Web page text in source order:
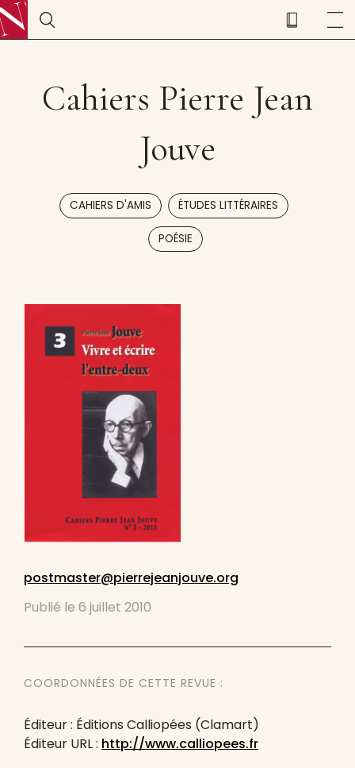
Cahiers Pierre Jean
Jouve
CAHIERS D'AMIS , ÉTUDES LITTÉRAIRES
POÉSIE
postmaster@pierrejeanjouve.org
Publié le 6 juillet 2010
COORDONNÉES DE CETTE REVUE :
Éditeur : Éditions Calliopées (Clamart)
Éditeur URL : http://www.calliopees.fr